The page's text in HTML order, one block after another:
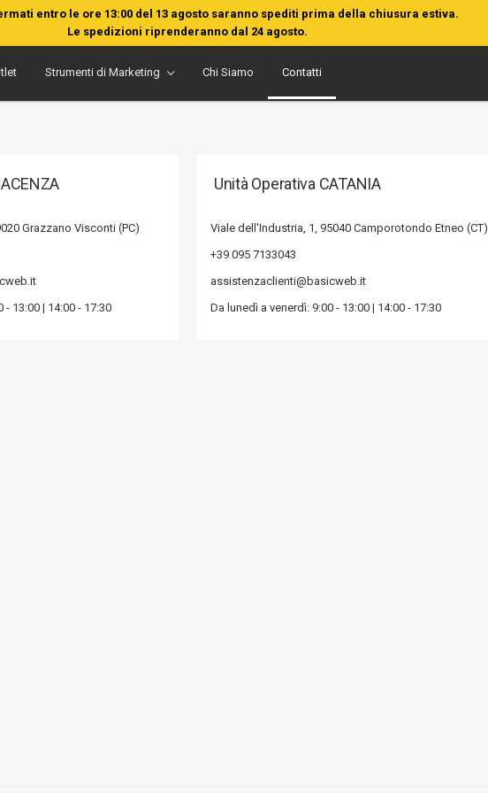
entro le ore 13:00 del 13 agosto saranno spediti prima della chiusura estiva.
Le spedizioni riprenderanno dal 24 agosto.
Strumenti di Marketing Chi Siamo Contatti
Grazzano Visconti (PC)
13:00 | 14:00 - 17:30
Unità Operativa CATANIA
Viale dell'Industria, 1, 95040 Camporotondo Etneo (CT)
+39 095 7133043
assistenzaclienti@basicweb.it
Da lunedì a venerdì: 9:00 - 13:00 | 14:00 - 17:30